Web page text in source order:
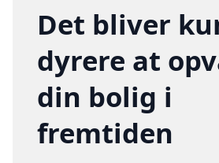
Det bliver
dyrere at
din bolig i
fremtiden